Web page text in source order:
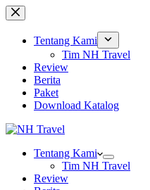
Skip
to
contentTentang Kami
Tim NH Travel
Review
Berita
Paket
Download Katalog
Tentang Kami
Tim NH Travel
Review